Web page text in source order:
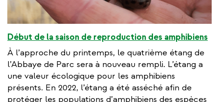
Début de la saison de reproduction des amphibiens
À l’approche du printemps, le quatrième étang de
l’Abbaye de Parc sera à nouveau rempli. L’étang a
une valeur écologique pour les amphibiens
présents. En 2022, l’étang a été asséché afin de
protéger les populations d’amphibiens des espèces